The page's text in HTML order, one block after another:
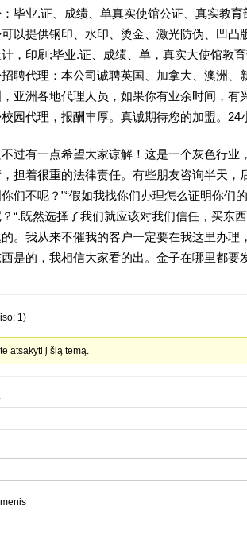
毕业.证、成绩、单真实使馆公证、真实教育
以提供钢印、水印、烫金、激光防伪、凹凸
，印刷;毕业.证、成绩、单，真实大使馆教育
聘代理：本公司诚聘英国、加拿大、澳洲、
亚洲各地代理人员，如果你有业余时间，有
园代理，报酬丰厚。真诚期待您的加盟。24
不过有一点希望大家谅解！这是一个灰色行
担着很重的法律责任。有些朋友咨询半天，
们不呢？”“假如我找你们办理怎么证明你们
“.既然选择了我们就应该对我们信任，买东
。我从来不催我的客户一定要在我这里办理
西是的，我相信大家看的出。金子在哪里都要
1)
atsakyti į šią temą.